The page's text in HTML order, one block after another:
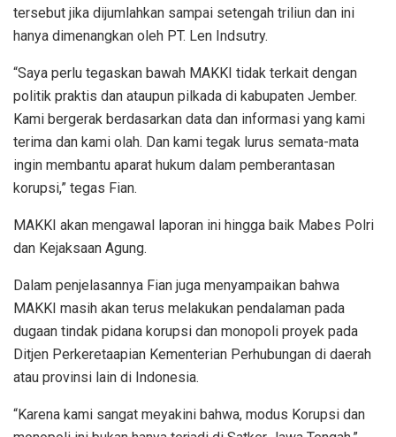
tersebut jika dijumlahkan sampai setengah triliun dan ini
hanya dimenangkan oleh PT. Len Indsutry.
“Saya perlu tegaskan bawah MAKKI tidak terkait dengan
politik praktis dan ataupun pilkada di kabupaten Jember.
Kami bergerak berdasarkan data dan informasi yang kami
terima dan kami olah. Dan kami tegak lurus semata-mata
ingin membantu aparat hukum dalam pemberantasan
korupsi,” tegas Fian.
MAKKI akan mengawal laporan ini hingga baik Mabes Polri
dan Kejaksaan Agung.
Dalam penjelasannya Fian juga menyampaikan bahwa
MAKKI masih akan terus melakukan pendalaman pada
dugaan tindak pidana korupsi dan monopoli proyek pada
Ditjen Perkeretaapian Kementerian Perhubungan di daerah
atau provinsi lain di Indonesia.
“Karena kami sangat meyakini bahwa, modus Korupsi dan